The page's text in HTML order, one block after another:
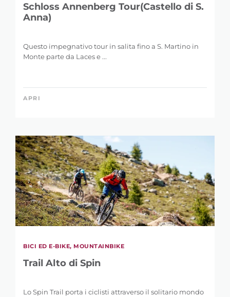
Schloss Annenberg Tour(Castello di S.
Anna)
Questo impegnativo tour in salita fino a S. Martino in
Monte parte da Laces e ...
APRI
BICI ED E-BIKE, MOUNTAINBIKE
Trail Alto di Spin
Lo Spin Trail porta i ciclisti attraverso il solitario mondo